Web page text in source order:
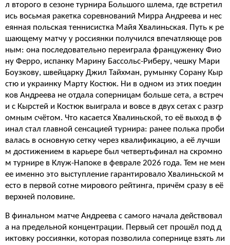
л второго в сезоне турнира Большого шлема, где встретил
ись восьмая ракетка соревнований Мирра Андреева и нес
еянная польская теннисистка Майя Хвалиньская. Путь к ре
шающему матчу у россиянки получился впечатляюще ров
ным: она последовательно переиграла француженку Фио
ну Ферро, испанку Марину Бассольс-Риберу, чешку Мари
Боузкову, швейцарку Джил Тайхман, румынку Сорану Кыр
стю и украинку Марту Костюк. Ни в одном из этих поедин
ков Андреева не отдала соперницам больше сета, а встреч
и с Кырстей и Костюк выиграла и вовсе в двух сетах с разгр
омным счётом. Что касается Хвалиньской, то её выход в ф
инал стал главной сенсацией турнира: ранее полька проби
валась в основную сетку через квалификацию, а её лучши
м достижением в карьере был четвертьфинал на скромно
м турнире в Клуж-Напоке в феврале 2026 года. Тем не мен
ее именно это выступление гарантировало Хвалиньской м
есто в первой сотне мирового рейтинга, причём сразу в её
верхней половине.
В финальном матче Андреева с самого начала действовал
а на предельной концентрации. Первый сет прошёл под д
иктовку россиянки, которая позволила сопернице взять ли